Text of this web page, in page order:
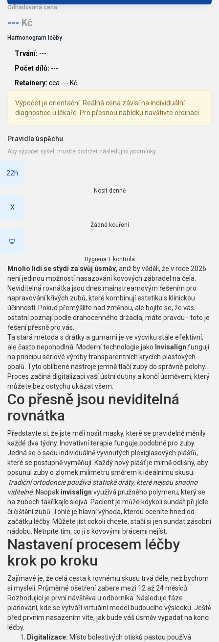
Odhadovaná cena
--- Kč
Harmonogram léčby
Trvání: ---
Počet dílů: ---
Retainery: cca --- Kč
Výpočet je orientační. Reálná cena závisí na individuální
diagnostice u lékaře. Pro přesnou nabídku navštivte ordinaci.
Pravidla úspěchu
Aby výpočet vyšel, musíte dodržet následující podmínky:
22h
Nosit denně
X
Žádné kouření
🦷
Hygiena + kontrola
Mnoho lidí se stydí za svůj úsměv, aniž by věděli, že v roce 2026
není jedinou možností nasazování kovových zábradel na čela.
Neviditelná rovnátka jsou dnes mainstreamovým řešením pro
napravování křivých zubů, které kombinují estetiku s klinickou
účinností. Pokud přemýšlíte nad změnou, ale bojíte se, že vás
ostatní poznají podle drahocenného držadla, máte pravdu - toto je
řešení přesně pro vás.
Ta stará metoda s drátky a gumami je ve výcviku stále efektivní,
ale často nepohodlná. Moderní technologie jako Invisalign fungují
na principu sériové výroby transparentních krycích plastových
obalů. Tyto oblíbené nástroje jemně tlačí zuby do správné polohy.
Proces začíná digitalizací vaší ústní dutiny a končí úsměvem, který
můžete bez ostychu ukázat všem.
Co přesně jsou neviditelná
rovnátka
Představte si, že jste měli nosit masky, které se pravidelně měnily
každé dva týdny. Inovativní terapie funguje podobně pro zuby.
Jedná se o sadu individuálně vyvinutých plexiglasových plášťů,
které se postupně vyměňují. Každý nový plášť je mírně odlišný, aby
posunul zuby o zlomek milimetru směrem k ideálnímu skusu.
Tradiční ortodoncie používá statické dráty, které nejsou snadno
viditelné. Naopak invisalign využívá pružného polymeru, který se
na zubech takříkajíc slejvá. Pacient je může kdykoli sundat při jídle
či čištění zubů. Tohle je hlavní výhoda, kterou oceníte hned od
začátku léčby. Můžete jíst cokoli chcete, stačí si jen sundat zásobní
nádobu. Netrpíte tím, co jí s kovovými brácemi nejíst.
Nastavení procesem léčby
krok po kroku
Zajímavé je, že celá cesta k rovnému skusu trvá déle, než bychom
si mysleli. Průměrné ošetření zabere mezi 12 až 24 měsíců.
Rozhodující je první návštěva u odborníka. Následuje fáze
plánování, kde se vytváří virtuální model budoucího výsledku. Ještě
před prvním nasazením víte, jak bude váš úsměv vypadat na konci
léčby.
Digitalizace: Místo bolestivých otisků pastou používá